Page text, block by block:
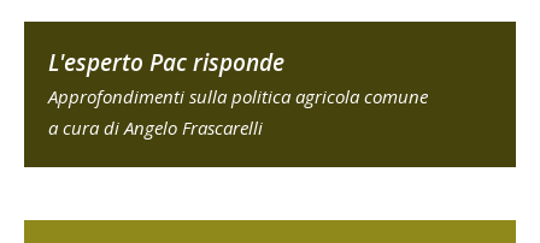
L'esperto Pac risponde
Approfondimenti sulla politica agricola comune
a cura di Angelo Frascarelli